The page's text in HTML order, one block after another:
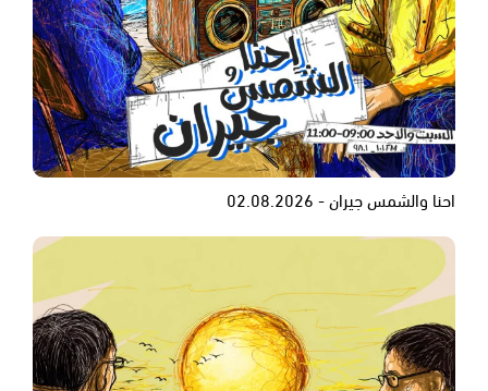
احنا والشمس جيران - 02.08.2026